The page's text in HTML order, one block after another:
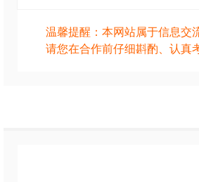
温馨提醒：本网站属于信息交
请您在合作前仔细斟酌、认真